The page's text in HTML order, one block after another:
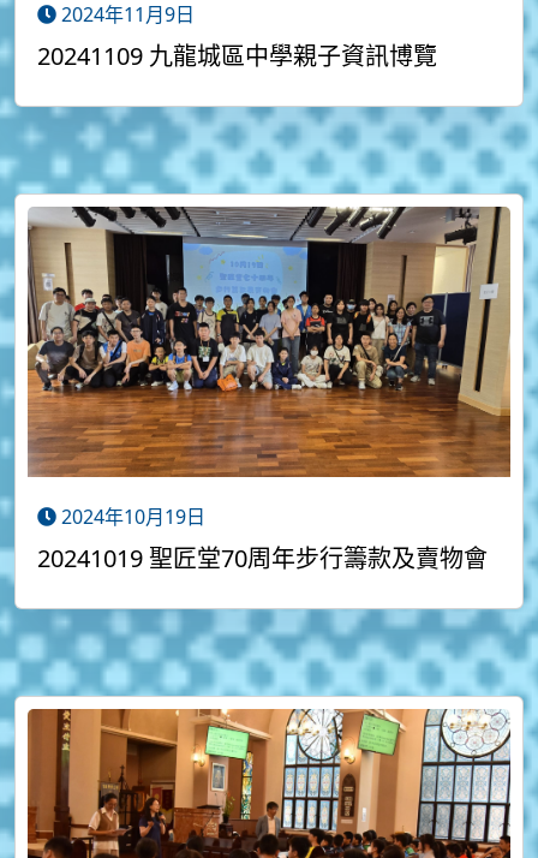
2024年11月9日
20241109 九龍城區中學親子資訊博覽
2024年10月19日
20241019 聖匠堂70周年步行籌款及賣物會